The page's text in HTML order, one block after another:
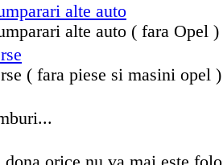
alte auto
alte auto ( fara Opel )
( fara piese si masini opel )